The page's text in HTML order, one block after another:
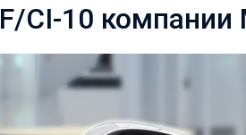
CI-10 компании